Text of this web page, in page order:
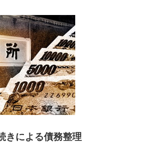
きによる債務整理